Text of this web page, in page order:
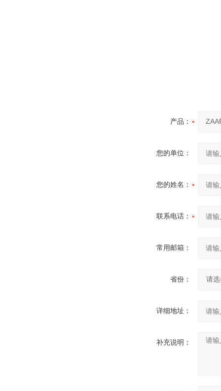
产品：
您的单位：
您的姓名：
联系电话：
常用邮箱：
省份：
详细地址：
补充说明：